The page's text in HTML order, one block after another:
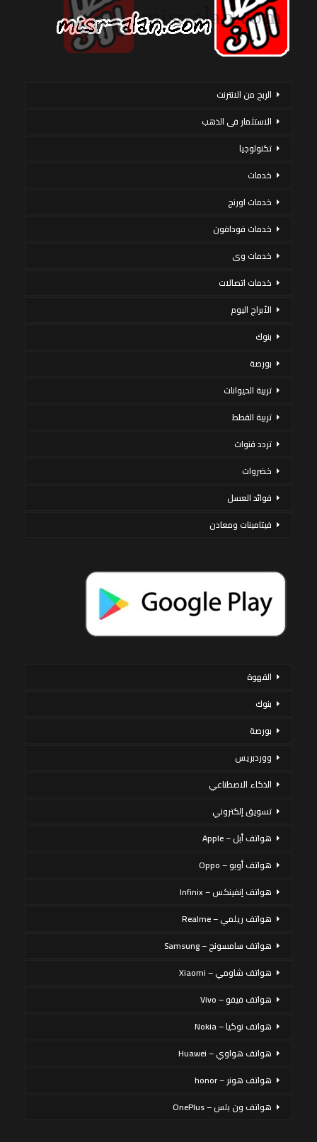
الربح من الانترنت
الاستثمار فى الذهب
تكنولوجيا
خدمات
خدمات اورنج
خدمات فودافون
خدمات وى
خدمات اتصالات
الأبراج اليوم
بنوك
بورصة
تربية الحيوانات
تربية القطط
تردد قنوات
خضروات
فوائد العسل
فيتامينات ومعادن
القهوة
بنوك
بورصة
ووردبريس
الذكاء الاصطناعي
تسويق إلكتروني
هواتف أبل – Apple
هواتف أوبو – Oppo
هواتف إنفينكس – Infinix
هواتف ريلمي – Realme
هواتف سامسونج – Samsung
هواتف شاومي – Xiaomi
هواتف فيفو – Vivo
هواتف نوكيا – Nokia
هواتف هواوي – Huawei
هواتف هونر – honor
هواتف ون بلس – OnePlus